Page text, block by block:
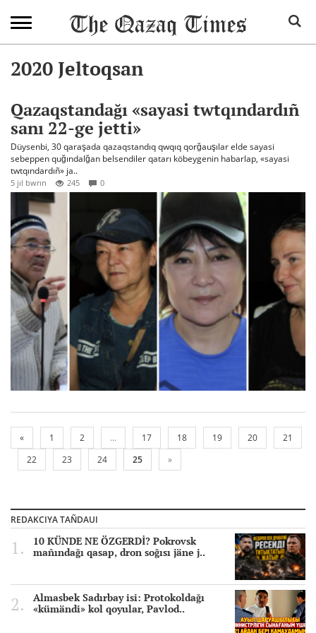
2020 Jeltoqsan
Qazaqstandağı «sayasi twtqındardıñ
sanı 22-ge jetti»
Düysenbi, 30 qaraşada qazaqstandıq qwqıq qorğauşılar elde sayasi
sebeppen quğındalğan belsendiler qatarı köbeygenin habarlap, «sayasi
twtqındardıñ» ja..
5 jıl bwrın 245 0
« 1 2 ... 17 18 19 20
21
22
23 24 25 »
REDAKCIYA TAÑDAUI
10 KÜNDE NE ÖZGERDİ? Pokrovsk
mañındağı qasap, dron soğısı jäne j..
Almasbek Sadırbay isi: Protokoldağı
«kümändi» kol qoyular, Pavlod..